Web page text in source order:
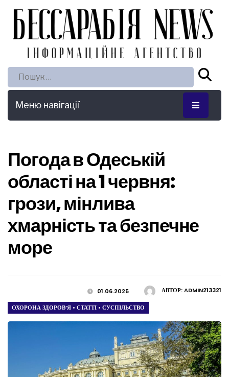
Пошук:
Меню навігації
Погода в Одеській
області на 1 червня:
грози, мінлива
хмарність та безпечне
море
АВТОР:ADMIN213321
01.06.2025
ОХОРОНА ЗДОРОВ’Я • СТАТТІ • СУСПІЛЬСТВО